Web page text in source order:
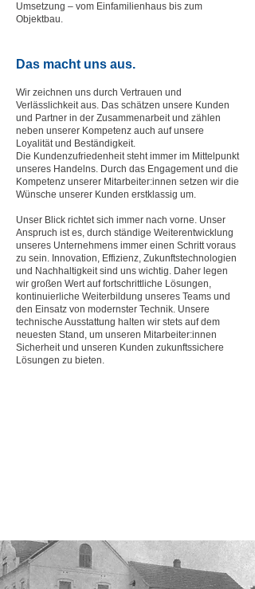
Umsetzung – vom Einfamilienhaus bis zum
Objektbau.
Das macht uns aus.
Wir zeichnen uns durch Vertrauen und
Verlässlichkeit aus. Das schätzen unsere Kunden
und Partner in der Zusammenarbeit und zählen
neben unserer Kompetenz auch auf unsere
Loyalität und Beständigkeit.
Die Kundenzufriedenheit steht immer im Mittelpunkt
unseres Handelns. Durch das Engagement und die
Kompetenz unserer Mitarbeiter:innen setzen wir die
Wünsche unserer Kunden erstklassig um.
Unser Blick richtet sich immer nach vorne. Unser
Anspruch ist es, durch ständige Weiterentwicklung
unseres Unternehmens immer einen Schritt voraus
zu sein. Innovation, Effizienz, Zukunftstechnologien
und Nachhaltigkeit sind uns wichtig. Daher legen
wir großen Wert auf fortschrittliche Lösungen,
kontinuierliche Weiterbildung unseres Teams und
den Einsatz von modernster Technik. Unsere
technische Ausstattung halten wir stets auf dem
neuesten Stand, um unseren Mitarbeiter:innen
Sicherheit und unseren Kunden zukunftssichere
Lösungen zu bieten.